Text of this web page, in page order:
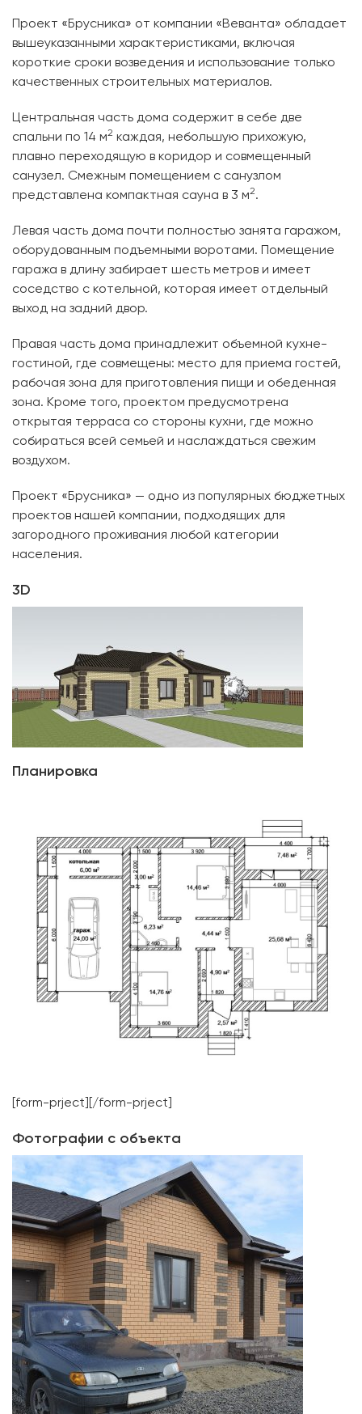
Проект «Брусника» от компании «Веванта» обладает
вышеуказанными характеристиками, включая
короткие сроки возведения и использование только
качественных строительных материалов.
Центральная часть дома содержит в себе две
спальни по 14 м2 каждая, небольшую прихожую,
плавно переходящую в коридор и совмещенный
санузел. Смежным помещением с санузлом
представлена компактная сауна в 3 м2.
Левая часть дома почти полностью занята гаражом,
оборудованным подъемными воротами. Помещение
гаража в длину забирает шесть метров и имеет
соседство с котельной, которая имеет отдельный
выход на задний двор.
Правая часть дома принадлежит объемной кухне-
гостиной, где совмещены: место для приема гостей,
рабочая зона для приготовления пищи и обеденная
зона. Кроме того, проектом предусмотрена
открытая терраса со стороны кухни, где можно
собираться всей семьей и наслаждаться свежим
воздухом.
Проект «Брусника» — одно из популярных бюджетных
проектов нашей компании, подходящих для
загородного проживания любой категории
населения.
3D
Планировка
[form-prject][/form-prject]
Фотографии с объекта